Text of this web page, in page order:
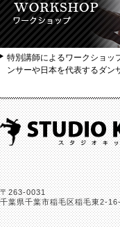
特別講師によるワークショッ
ンサーや日本を代表するダン
〒263-0031
千葉県千葉市稲毛区稲毛東2-